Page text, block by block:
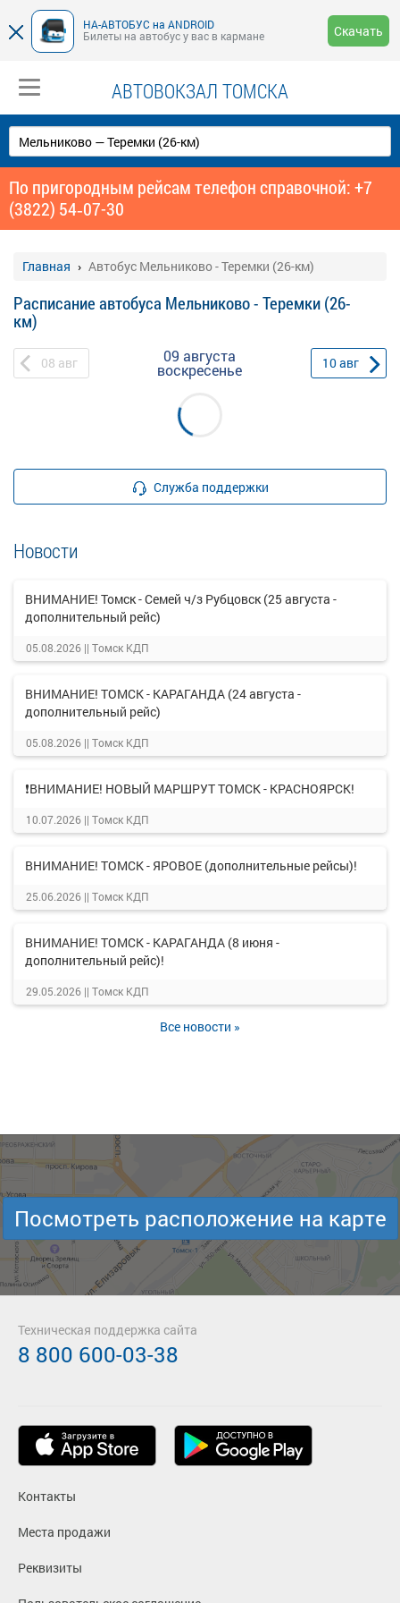
НА-АВТОБУС на ANDROID
Билеты на автобус у вас в кармане
Скачать
АВТОВОКЗАЛ ТОМСКА
По пригородным рейсам телефон справочной: +7
(3822) 54‑07-30
Главная Автобус Мельниково - Теремки (26-км)
Расписание автобуса Мельниково - Теремки (26-
км)
08 авг 09 августа
воскресенье 10авг
Служба поддержки
Новости
ВНИМАНИЕ! Томск - Семей ч/з Рубцовск (25 августа -
дополнительный рейс)
05.08.2026 || Томск КДП
ВНИМАНИЕ! ТОМСК - КАРАГАНДА (24 августа -
дополнительный рейс)
05.08.2026 || Томск КДП
❗ВНИМАНИЕ! НОВЫЙ МАРШРУТ ТОМСК - КРАСНОЯРСК!
10.07.2026 || Томск КДП
ВНИМАНИЕ! ТОМСК - ЯРОВОЕ (дополнительные рейсы)!
25.06.2026 || Томск КДП
ВНИМАНИЕ! ТОМСК - КАРАГАНДА (8 июня -
дополнительный рейс)!
29.05.2026 || Томск КДП
Все новости »
Посмотреть расположение на карте
Контакты
Места продажи
Реквизиты
Техническая поддержка сайта
8 800 600-03-38